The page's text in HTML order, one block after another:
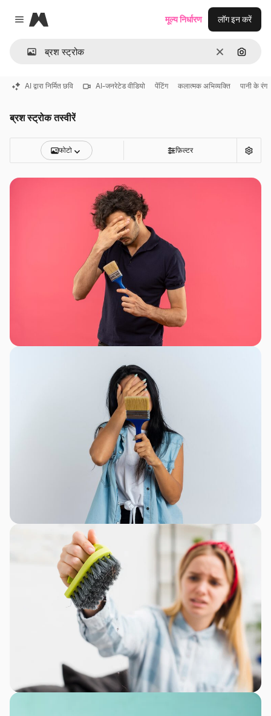
Close menu
Magnific
साफ़ इमेज से
मूल्य निर्धारण लॉग इन करें
AI द्वारा निर्मित छवि AI-जनरेटेड वीडियो पेंटिंग कलात्मक अभिव्यक्ति पानी के रंग
ब्रश स्ट्रोक तस्वीरें
फोटो फ़िल्टर